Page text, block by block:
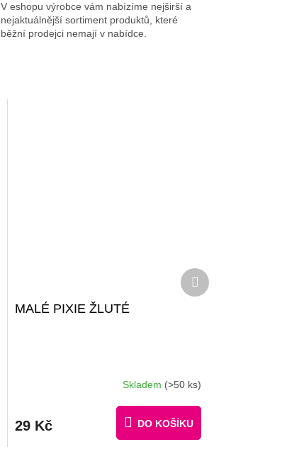
V eshopu výrobce vám nabízíme nejširší a
nejaktuálnější sortiment produktů, které
běžní prodejci nemají v nabídce.
MALÉ PIXIE ŽLUTÉ
Skladem (>50 ks)
29 Kč DO KOŠÍKU
Další
produkt